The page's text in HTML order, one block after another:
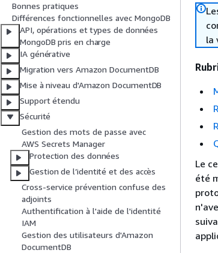
Bonnes pratiques
Différences fonctionnelles avec MongoDB
API, opérations et types de données
MongoDB pris en charge
IA générative
Migration vers Amazon DocumentDB
Mise à niveau d'Amazon DocumentDB
Support étendu
Sécurité
Gestion des mots de passe avec
AWS Secrets Manager
Protection des données
Gestion de l’identité et des accès
Cross-service prévention confuse des
adjoints
Authentification à l'aide de l'identité
IAM
Gestion des utilisateurs d'Amazon
DocumentDB
la
Le
été